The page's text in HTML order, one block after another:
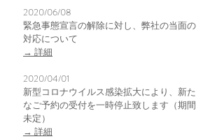
2020/06/08
緊急事態宣言の解除に対し、弊社の当面の
対応について
→ 詳細
2020/04/01
新型コロナウイルス感染拡大により、新た
なご予約の受付を一時停止致します​（期間
未定）
→ 詳細